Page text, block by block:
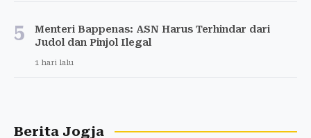
5
Menteri Bappenas: ASN Harus Terhindar dari
Judol dan Pinjol Ilegal
1 hari lalu
Berita Jogja